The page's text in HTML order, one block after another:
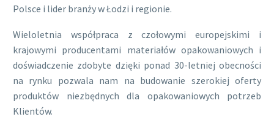
Polsce i lider branży w Łodzi i regionie.
Wieloletnia współpraca z czołowymi europejskimi i
krajowymi producentami materiałów opakowaniowych i
doświadczenie zdobyte dzięki ponad 30-letniej obecności
na rynku pozwala nam na budowanie szerokiej oferty
produktów niezbędnych dla opakowaniowych potrzeb
Klientów.